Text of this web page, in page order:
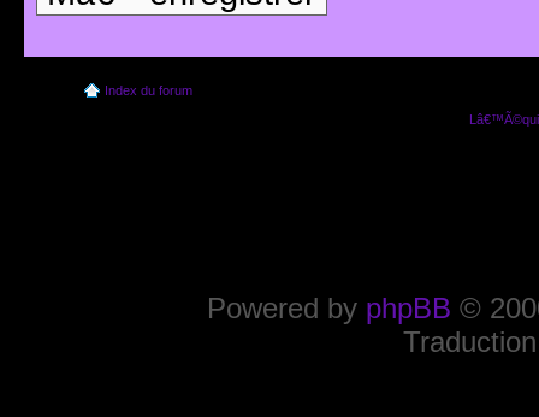
Index du forum
Powered by phpBB ©